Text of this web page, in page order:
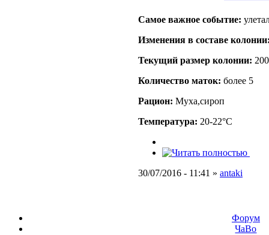
Самое важное событие:
Изменения в составе
Текущий размер кoлонии: 200
Количество маток: более 5
Рацион: Муха,сироп
Температура: 20-22°C
30/07/2016 - 11:41 » antaki
Форум
ЧаВо